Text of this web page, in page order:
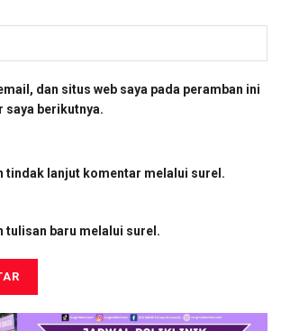
dan situs web saya pada peramban ini
saya berikutnya.
tindak lanjut komentar melalui surel.
tulisan baru melalui surel.